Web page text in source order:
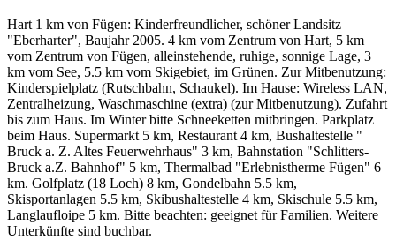
Hart 1 km von Fügen: Kinderfreundlicher, schöner Landsitz
"Eberharter", Baujahr 2005. 4 km vom Zentrum von Hart, 5 km
vom Zentrum von Fügen, alleinstehende, ruhige, sonnige Lage, 3
km vom See, 5.5 km vom Skigebiet, im Grünen. Zur Mitbenutzung:
Kinderspielplatz (Rutschbahn, Schaukel). Im Hause: Wireless LAN,
Zentralheizung, Waschmaschine (extra) (zur Mitbenutzung). Zufahrt
bis zum Haus. Im Winter bitte Schneeketten mitbringen. Parkplatz
beim Haus. Supermarkt 5 km, Restaurant 4 km, Bushaltestelle "
Bruck a. Z. Altes Feuerwehrhaus" 3 km, Bahnstation "Schlitters-
Bruck a.Z. Bahnhof" 5 km, Thermalbad "Erlebnistherme Fügen" 6
km. Golfplatz (18 Loch) 8 km, Gondelbahn 5.5 km,
Skisportanlagen 5.5 km, Skibushaltestelle 4 km, Skischule 5.5 km,
Langlaufloipe 5 km. Bitte beachten: geeignet für Familien. Weitere
Unterkünfte sind buchbar.